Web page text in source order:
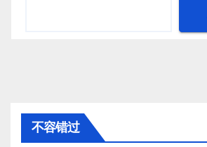
不容错过